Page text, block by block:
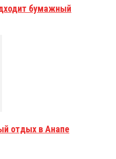
бумажный
отдых в Анапе